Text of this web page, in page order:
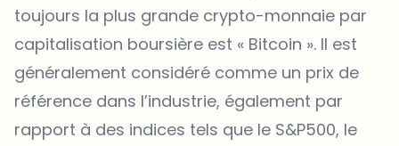
toujours la plus grande crypto-monnaie par
capitalisation boursière est « Bitcoin ». Il est
généralement considéré comme un prix de
référence dans l’industrie, également par
rapport à des indices tels que le S&P500, le